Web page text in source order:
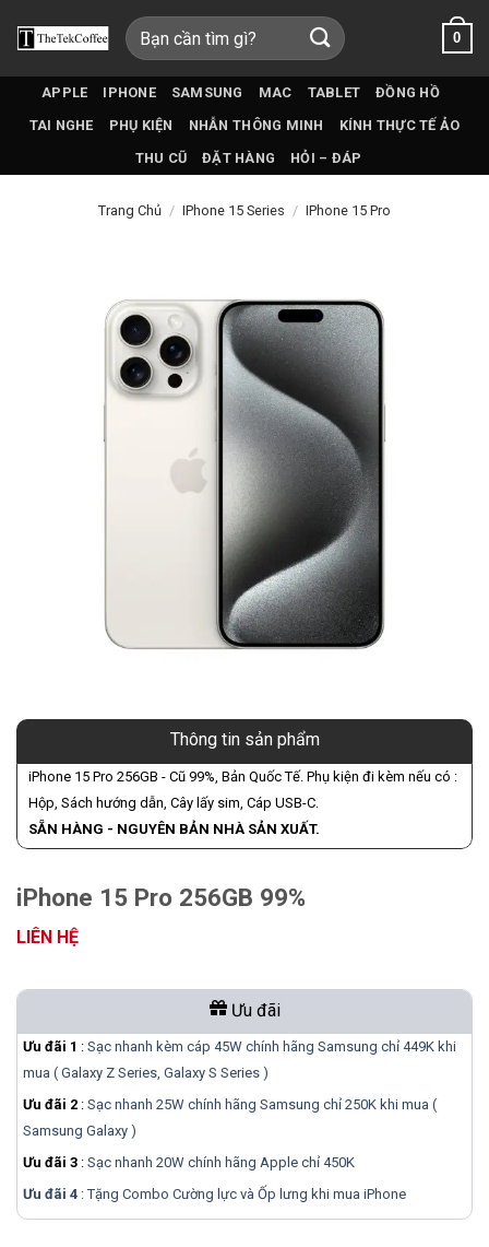
qua
Tìm
kiếm:
0
APPLE IPHONE SAMSUNG MAC TABLET
ĐỒNG HỒ
TAI NGHE
PHỤ KIỆN NHẪN THÔNG MINH
KÍNH THỰC TẾ ẢO
THU CŨ
ĐẶT HÀNG HỎI – ĐÁP
Trang Chủ / IPhone 15 Series / IPhone 15 Pro
Thông tin sản phẩm
iPhone 15 Pro 256GB - Cũ 99%, Bản Quốc Tế. Phụ kiện đi kèm nếu có :
Hộp, Sách hướng dẫn, Cây lấy sim, Cáp USB-C.
SẴN HÀNG - NGUYÊN BẢN NHÀ SẢN XUẤT.
iPhone 15 Pro 256GB 99%
LIÊN HỆ
Ưu đãi
Ưu đãi 1 : Sạc nhanh kèm cáp 45W chính hãng Samsung chỉ 449K khi
mua ( Galaxy Z Series, Galaxy S Series )
Ưu đãi 2 : Sạc nhanh 25W chính hãng Samsung chỉ 250K khi mua (
Samsung Galaxy )
Ưu đãi 3 : Sạc nhanh 20W chính hãng Apple chỉ 450K
Ưu đãi 4 : Tặng Combo Cường lực và Ốp lưng khi mua iPhone